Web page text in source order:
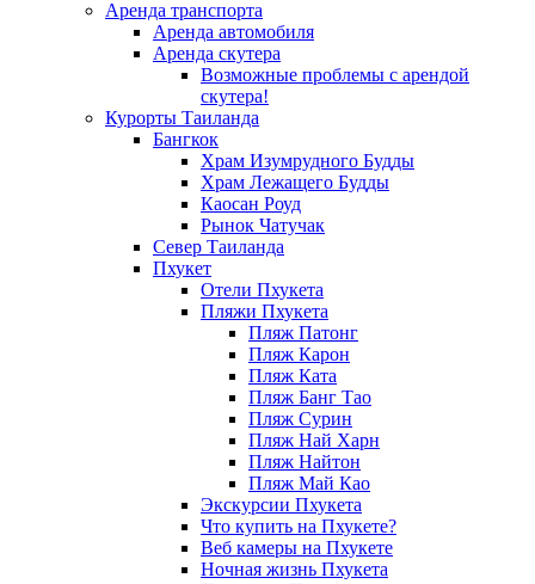
Аренда транспорта
Аренда автомобиля
Аренда скутера
Возможные проблемы с арендой
скутера!
Курорты Таиланда
Бангкок
Храм Изумрудного Будды
Храм Лежащего Будды
Каосан Роуд
Рынок Чатучак
Север Таиланда
Пхукет
Отели Пхукета
Пляжи Пхукета
Пляж Патонг
Пляж Карон
Пляж Ката
Пляж Банг Тао
Пляж Сурин
Пляж Най Харн
Пляж Найтон
Пляж Май Као
Экскурсии Пхукета
Что купить на Пхукете?
Веб камеры на Пхукете
Ночная жизнь Пхукета